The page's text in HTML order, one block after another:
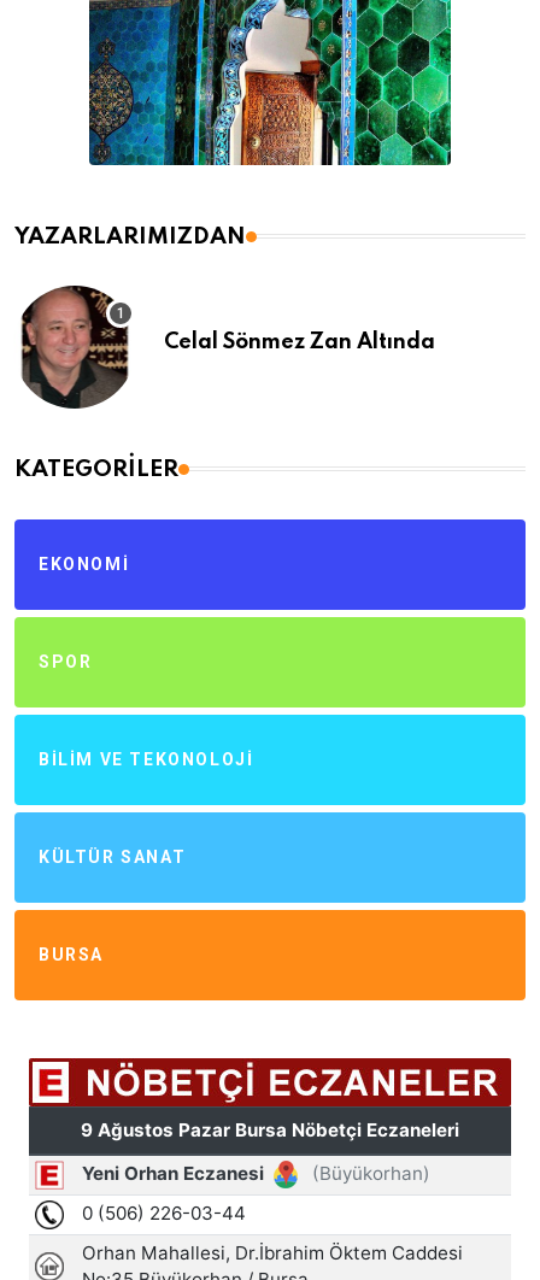
YAZARLARIMIZDAN
Celal Sönmez Zan Altında
KATEGORILER
EKONOMI
SPOR
BILIM VE TEKONOLOJI
KÜLTÜR SANAT
BURSA